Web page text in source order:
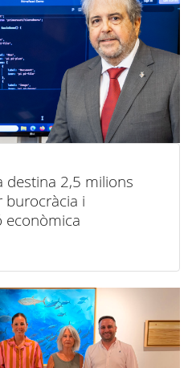
destina 2,5 milions
burocràcia i
econòmica